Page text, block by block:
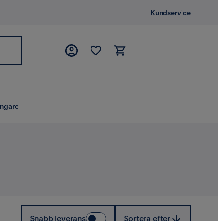
Kundservice
Snabb leverans Sortera efter